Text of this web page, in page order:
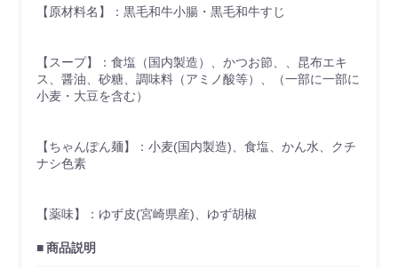
【原材料名】：黒毛和牛小腸・黒毛和牛すじ
【スープ】：食塩（国内製造）、かつお節、、昆布エキ
ス、醤油、砂糖、調味料（アミノ酸等）、（一部に一部に
小麦・大豆を含む）
【ちゃんぽん麺】：小麦(国内製造)、食塩、かん水、クチ
ナシ色素
【薬味】：ゆず皮(宮崎県産)、ゆず胡椒
商品説明